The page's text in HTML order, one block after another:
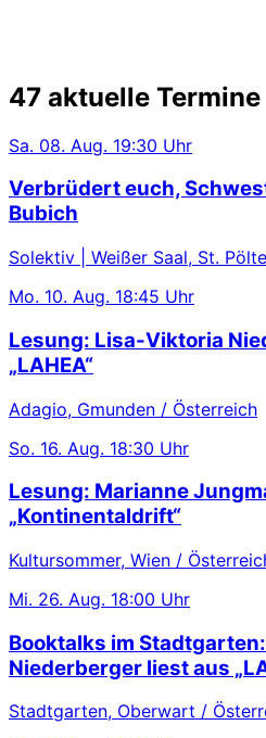
47 aktuelle Termine
Sa. 08. Aug. 19:30 Uhr
Verbrüdert euch,
Bubich
Solektiv | Weißer Saal, St.
Mo. 10. Aug. 18:45 Uhr
Lesung: Lisa-Viktoria
„LAHEA“
Adagio, Gmunden / Österreich
So. 16. Aug. 18:30 Uhr
Lesung: Marianne
„Kontinentaldrift“
Kultursommer, Wien /
Mi. 26. Aug. 18:00 Uhr
Booktalks im
Niederberger liest aus
Stadtgarten, Oberwart /